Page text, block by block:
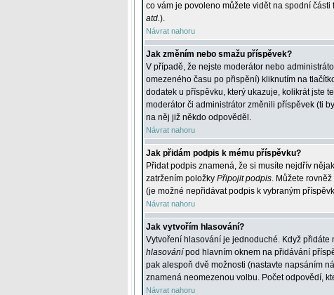
co vám je povoleno můžete vidět na spodní části
atd.).
Návrat nahoru
Jak změním nebo smažu příspěvek?
V případě, že nejste moderátor nebo
omezeného času po přispění) kliknutím na
dodatek u příspěvku, který ukazuje, kolikrát jste
moderátor či administrátor změnili příspěvek (ti
na něj již někdo odpověděl.
Návrat nahoru
Jak přidám podpis k mému příspěvku?
Přidat podpis znamená, že si musíte nejdřív
zatržením položky Připojit podpis. Můžete
(je možné nepřidávat podpis k vybraným
Návrat nahoru
Jak vytvořím hlasování?
Vytvoření hlasování je jednoduché. Když
hlasování pod hlavním oknem na přidávání
pak alespoň dvě možnosti (nastavte napsáním
znamená neomezenou volbu. Počet odpovědí,
Návrat nahoru